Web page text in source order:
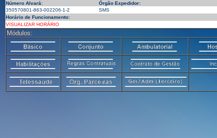
Número Alvará:
Órgão Expedidor:
350570801-863-002206-1-2
SMS
Horário de Funcionamento:
VISUALIZAR HORÁRIO
Módulos: